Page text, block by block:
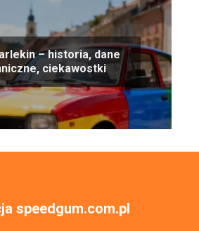
– historia, dane
ciekawostki
speedgum.com.pl